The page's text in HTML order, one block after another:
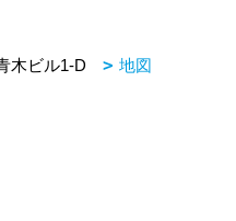
木ビル1-D
地図